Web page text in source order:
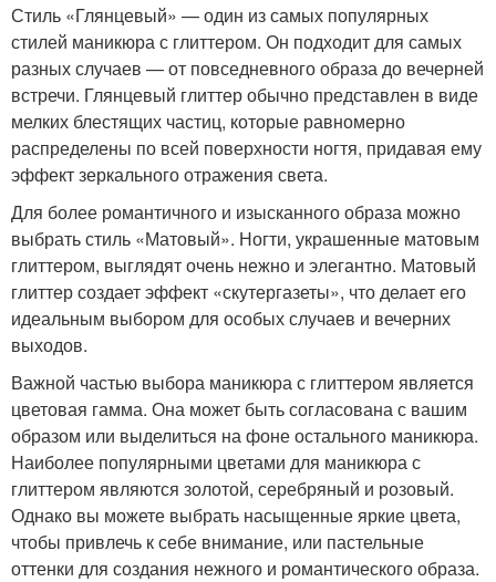
Стиль «Глянцевый» — один из самых популярных
стилей маникюра с глиттером. Он подходит для самых
разных случаев — от повседневного образа до вечерней
встречи. Глянцевый глиттер обычно представлен в виде
мелких блестящих частиц, которые равномерно
распределены по всей поверхности ногтя, придавая ему
эффект зеркального отражения света.
Для более романтичного и изысканного образа можно
выбрать стиль «Матовый». Ногти, украшенные матовым
глиттером, выглядят очень нежно и элегантно. Матовый
глиттер создает эффект «скутергазеты», что делает его
идеальным выбором для особых случаев и вечерних
выходов.
Важной частью выбора маникюра с глиттером является
цветовая гамма. Она может быть согласована с вашим
образом или выделиться на фоне остального маникюра.
Наиболее популярными цветами для маникюра с
глиттером являются золотой, серебряный и розовый.
Однако вы можете выбрать насыщенные яркие цвета,
чтобы привлечь к себе внимание, или пастельные
оттенки для создания нежного и романтического образа.